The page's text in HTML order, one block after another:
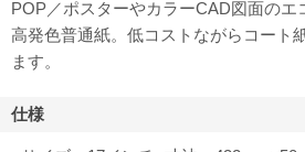
POP／ポスターやカラーCAD図面のエ
高発色普通紙。低コストながらコート
ます。
仕様